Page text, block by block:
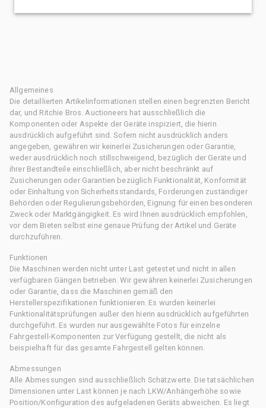
Allgemeines
Die detaillierten Artikelinformationen stellen einen begrenzten Bericht
dar, und Ritchie Bros. Auctioneers hat ausschließlich die
Komponenten oder Aspekte der Geräte inspiziert, die hierin
ausdrücklich aufgeführt sind. Sofern nicht ausdrücklich anders
angegeben, gewähren wir keinerlei Zusicherungen oder Garantie,
weder ausdrücklich noch stillschweigend, bezüglich der Geräte und
ihrer Bestandteile einschließlich, aber nicht beschränkt auf
Zusicherungen oder Garantien bezüglich Funktionalität, Konformität
oder Einhaltung von Sicherheitsstandards, Forderungen zuständiger
Behörden oder Regulierungsbehörden, Eignung für einen besonderen
Zweck oder Marktgängigkeit. Es wird Ihnen ausdrücklich empfohlen,
vor dem Bieten selbst eine genaue Prüfung der Artikel und Geräte
durchzuführen.
Funktionen
Die Maschinen werden nicht unter Last getestet und nicht in allen
verfügbaren Gängen betrieben. Wir gewähren keinerlei Zusicherungen
oder Garantie, dass die Maschinen gemäß den
Herstellerspezifikationen funktionieren. Es wurden keinerlei
Funktionalitätsprüfungen außer den hierin ausdrücklich aufgeführten
durchgeführt. Es wurden nur ausgewählte Fotos für einzelne
Fahrgestell-Komponenten zur Verfügung gestellt, die nicht als
beispielhaft für das gesamte Fahrgestell gelten können.
Abmessungen
Alle Abmessungen sind ausschließlich Schätzwerte. Die tatsächlichen
Dimensionen unter Last können je nach LKW/Anhängerhöhe sowie
Position/Konfiguration des aufgeladenen Geräts abweichen. Es liegt